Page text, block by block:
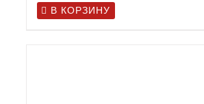
В КОРЗИНУ